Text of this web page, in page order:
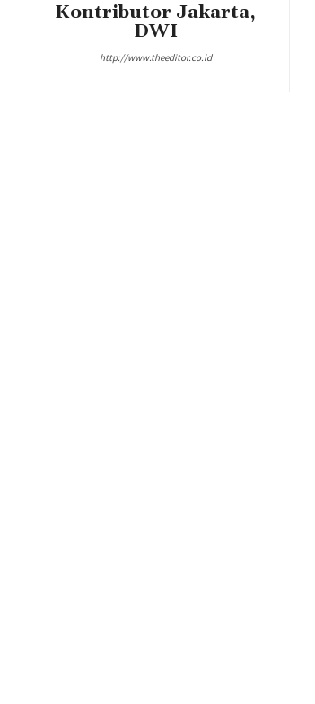
Kontributor Jakarta,
DWI
http://www.theeditor.co.id